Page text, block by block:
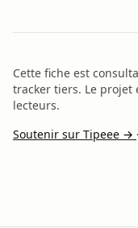
Cette fiche est
tracker tiers. Le projet
lecteurs.
Soutenir sur Tipeee → ·